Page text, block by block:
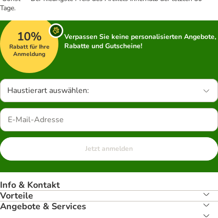
Tage.
10%
Rabatt für Ihre
Anmeldung
Verpassen Sie keine personalisierten Angebote,
Rabatte und Gutscheine!
Haustierart auswählen:
Jetzt anmelden
Info & Kontakt
Vorteile
Angebote & Services